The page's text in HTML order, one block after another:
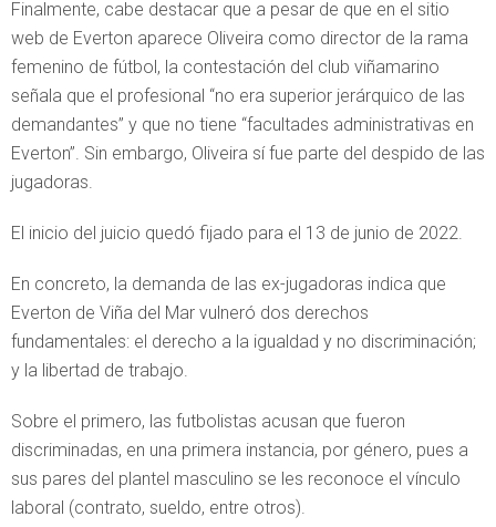
Finalmente, cabe destacar que a pesar de que en el sitio
web de Everton aparece Oliveira como director de la rama
femenino de fútbol, la contestación del club viñamarino
señala que el profesional “no era superior jerárquico de las
demandantes” y que no tiene “facultades administrativas en
Everton”. Sin embargo, Oliveira sí fue parte del despido de las
jugadoras.
El inicio del juicio quedó fijado para el 13 de junio de 2022.
En concreto, la demanda de las ex-jugadoras indica que
Everton de Viña del Mar vulneró dos derechos
fundamentales: el derecho a la igualdad y no discriminación;
y la libertad de trabajo.
Sobre el primero, las futbolistas acusan que fueron
discriminadas, en una primera instancia, por género, pues a
sus pares del plantel masculino se les reconoce el vínculo
laboral (contrato, sueldo, entre otros).